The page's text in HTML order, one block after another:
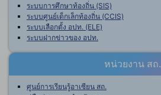
ระบบการศึกษาท้องถิ่น (SIS)
ระบบศูนย์เด็กเล็กท้องถิ่น (CCIS)
ระบบเลือกตั้ง อปท. (ELE)
ระบบฝากข่าวของ อปท.
หน่วยงาน สถ.
ศูนย์การเรียนรู้อาเซียน สถ.